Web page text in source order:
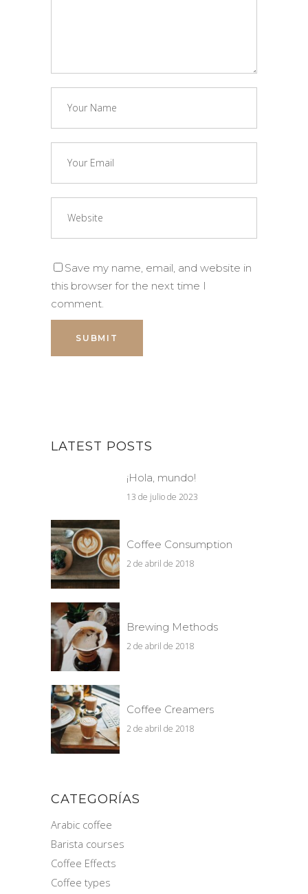
Save my name, email, and website in
this browser for the next time I
comment.
LATEST POSTS
¡Hola, mundo!
13 de julio de 2023
Coffee Consumption
2 de abril de 2018
Brewing Methods
2 de abril de 2018
Coffee Creamers
2 de abril de 2018
CATEGORÍAS
Arabic coffee
Barista courses
Coffee Effects
Coffee types